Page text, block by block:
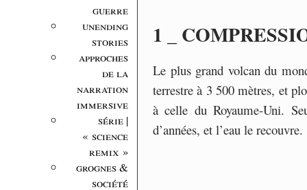
guerre
unending
stories
approches
de la
narration
immersive
série |
« science
remix »
grognes &
société
1 _
Le plus grand volcan du
terrestre à 3 500 mètres, et
à celle du Royaume-Uni.
d’années, et l’eau le recouvre.